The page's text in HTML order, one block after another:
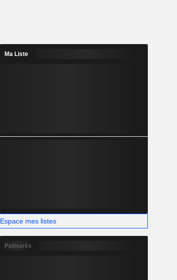
Ma Liste
Espace mes listes
Palmarès